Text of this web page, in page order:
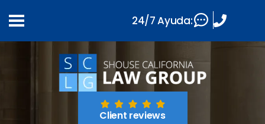
Client reviews
24/7 Ayuda: